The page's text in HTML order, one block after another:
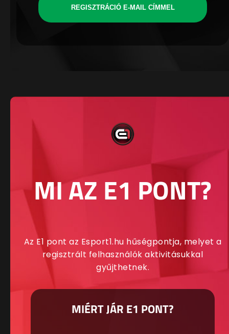
REGISZTRÁCIÓ E-MAIL CÍMMEL
MI AZ E1 PONT?
Az E1 pont az Esport1.hu hűségpontja, melyet a
regisztrált felhasználók aktivitásukkal
gyűjthetnek.
MIÉRT JÁR E1 PONT?